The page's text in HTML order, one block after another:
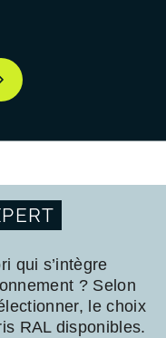
qui s’intègre
? Selon
le choix
RAL disponibles.